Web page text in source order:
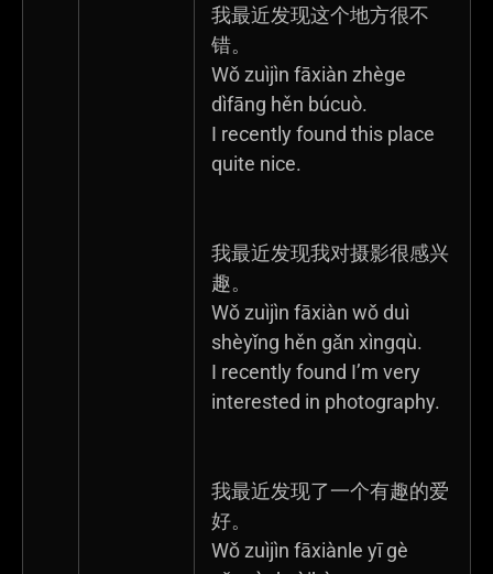
我最近发现这个地方很不
错。
Wǒ zuìjìn fāxiàn zhège
dìfāng hěn búcuò.
I recently found this place
quite nice.
我最近发现我对摄影很感兴
趣。
Wǒ zuìjìn fāxiàn wǒ duì
shèyǐng hěn gǎn xìngqù.
I recently found I’m very
interested in photography.
我最近发现了一个有趣的爱
好。
Wǒ zuìjìn fāxiànle yī gè